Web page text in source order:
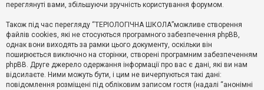
о
і
д
е
й
А
переглянуті вами, збільшуючи зручність користування форумом.
Також під час перегляду “ТЕРІОЛОГІЧНА ШКОЛА”можливе створення
файлів cookies, які не стосуються програмного забезпечення phpBB,
однак вони виходять за рамки цього документу, оскільки він
поширюється виключно на сторінки, створені програмним забезпеченням
phpBB. Друге джерело одержання інформації про вас є дані, які ви нам
відсилаєте. Ними можуть бути, і цим не вичерпуються такі дані:
повідомлення розміщені під обліковим записом гостя (надалі “анонімні